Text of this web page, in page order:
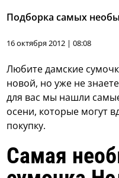
Подборка самых
16 октября 2012 | 08:08
Любите дамские
новой, но уже не
для вас мы нашли
осени, которые могут
покупку.
Самая